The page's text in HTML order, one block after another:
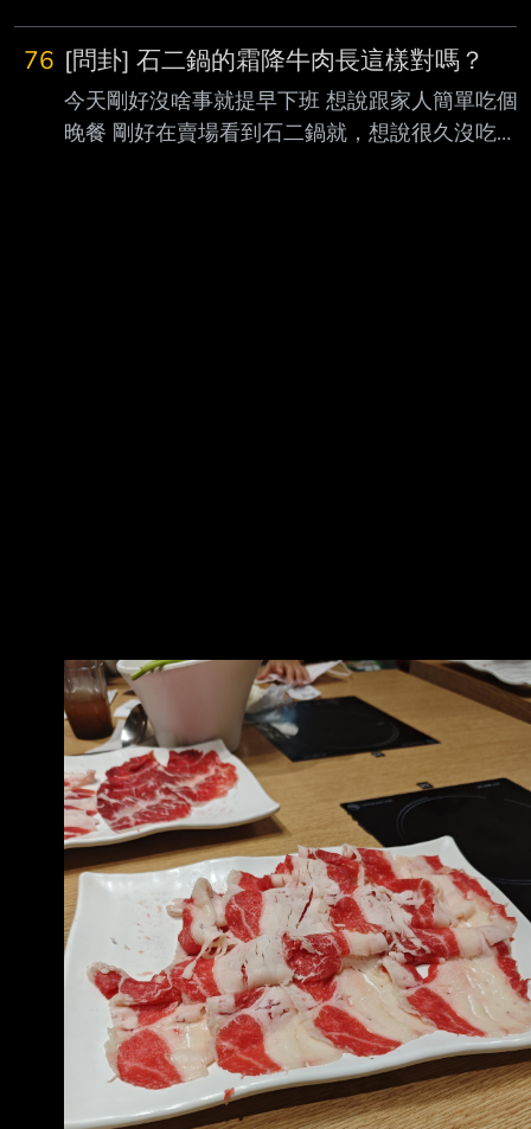
76 [問卦] 石二鍋的霜降牛肉長這樣對嗎？
今天剛好沒啥事就提早下班 想說跟家人簡單吃個
晚餐 剛好在賣場看到石二鍋就，想說很久沒吃了